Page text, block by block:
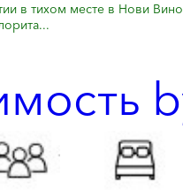
в тихом месте в Нови